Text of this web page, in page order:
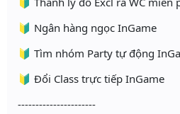
🔰 Ngân hàng ngọc InGame
🔰 Tìm nhóm Party tự động
🔰 Đổi Class trực tiếp InGame
----------------------